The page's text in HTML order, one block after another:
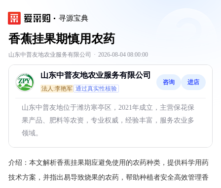
寻源宝典
香蕉挂果期慎用农药
山东中普友地农业服务有限公司 · 2026-08-04 08:00:00
山东中普友地农业服务有限公司
法人:李艳军 通过真实性核验
咨询 进店
山东中普友地位于潍坊寒亭区，2021年成立，主营保花保
果产品、肥料等农资，专业权威，经验丰富，服务农业多
领域。
介绍： 本文解析香蕉挂果期应避免使用的农药种类，提供科学用药
技术方案，并指出易导致烧果的农药，帮助种植者安全高效管理香